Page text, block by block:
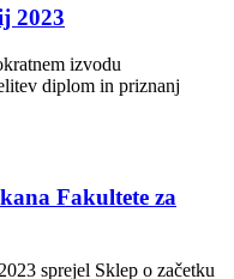
2023
izvodu
diplom in priznanj
Fakultete za
sprejel Sklep o začetku